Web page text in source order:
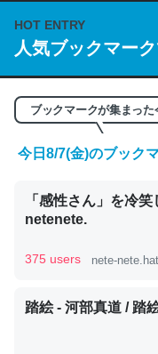
https://
/064121
─GPTの仕組みと限界に
くらい。小説でいう
ど、短期記憶という
─GPTの仕組みと限界に
HOT ENTRY
人気ブックマー
ブックマークが集まった
今日8/7(金)のブック
「感性さん」を冷
netenete.
375 users nete-
踏絵 - 河部真道 / 踏